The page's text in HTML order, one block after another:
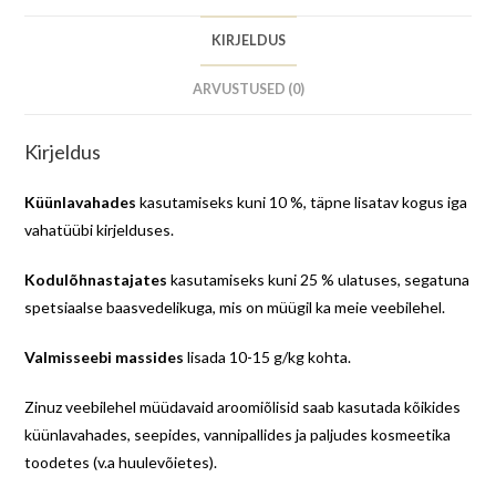
KIRJELDUS
ARVUSTUSED (0)
Kirjeldus
Küünlavahades kasutamiseks kuni 10 %, täpne lisatav kogus iga
vahatüübi kirjelduses.
Kodulõhnastajates kasutamiseks kuni 25 % ulatuses, segatuna
spetsiaalse baasvedelikuga, mis on müügil ka meie veebilehel.
Valmisseebi massides lisada 10-15 g/kg kohta.
Zinuz veebilehel müüdavaid aroomiõlisid saab kasutada kõikides
küünlavahades, seepides, vannipallides ja paljudes kosmeetika
toodetes (v.a huulevõietes).